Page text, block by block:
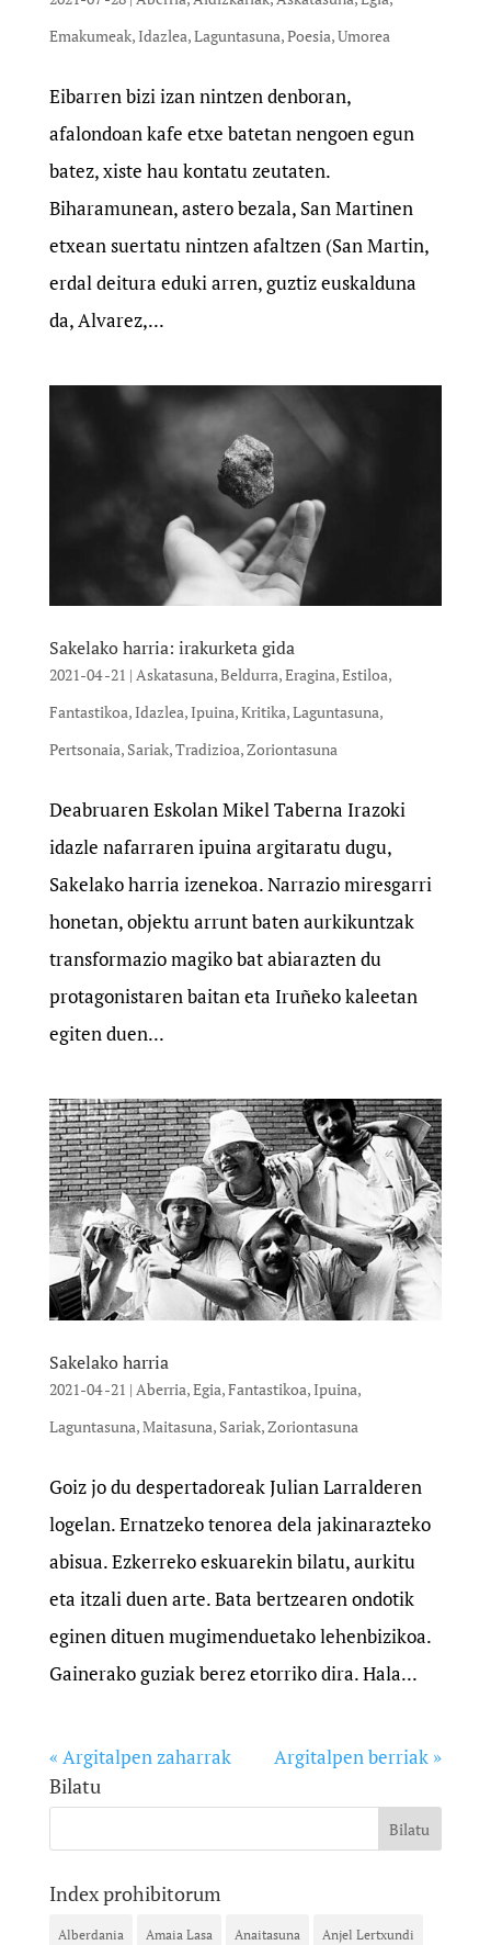
Emakumeak,Idazlea,Laguntasuna,Poesia,Umorea
Eibarren bizi izan nintzen denboran,
afalondoan kafe etxe batetan nengoen egun
batez, xiste hau kontatu zeutaten.
Biharamunean, astero bezala, San Martinen
etxean suertatu nintzen afaltzen (San Martin,
erdal deitura eduki arren, guztiz euskalduna
da, Alvarez,...
Sakelako harria: irakurketa gida
2021-04 -21 | Askatasuna,Beldurra,Eragina,Estiloa,
Fantastikoa,Idazlea,Ipuina,Kritika,Laguntasuna,
Pertsonaia, Sariak,Tradizioa,Zoriontasuna
Deabruaren Eskolan Mikel Taberna Irazoki
idazle nafarraren ipuina argitaratu dugu,
Sakelako harria izenekoa. Narrazio miresgarri
honetan, objektu arrunt baten aurkikuntzak
transformazio magiko bat abiarazten du
protagonistaren baitan eta Iruñeko kaleetan
egiten duen...
Sakelako harria
2021-04 -21 | Aberria,Egia,Fantastikoa,Ipuina,
Laguntasuna,Maitasuna, Sariak,Zoriontasuna
Goiz jo du despertadoreak Julian Larralderen
logelan. Ernatzeko tenorea dela jakinarazteko
abisua. Ezkerreko eskuarekin bilatu, aurkitu
eta itzali duen arte. Bata bertzearen ondotik
eginen dituen mugimenduetako lehenbizikoa.
Gainerako guziak berez etorriko dira. Hala...
« Argitalpen zaharrak Argitalpen berriak »
Bilatu
Index prohibitorum
Alberdania Amaia Lasa Anaitasuna Anjel Lertxundi